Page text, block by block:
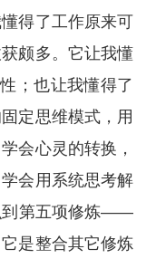
得了工作原来可
颇多。它让我懂
；也让我懂得了
定思维模式，用
会心灵的转换，
会用系统思考解
到第五项修炼——
是整合其它修炼